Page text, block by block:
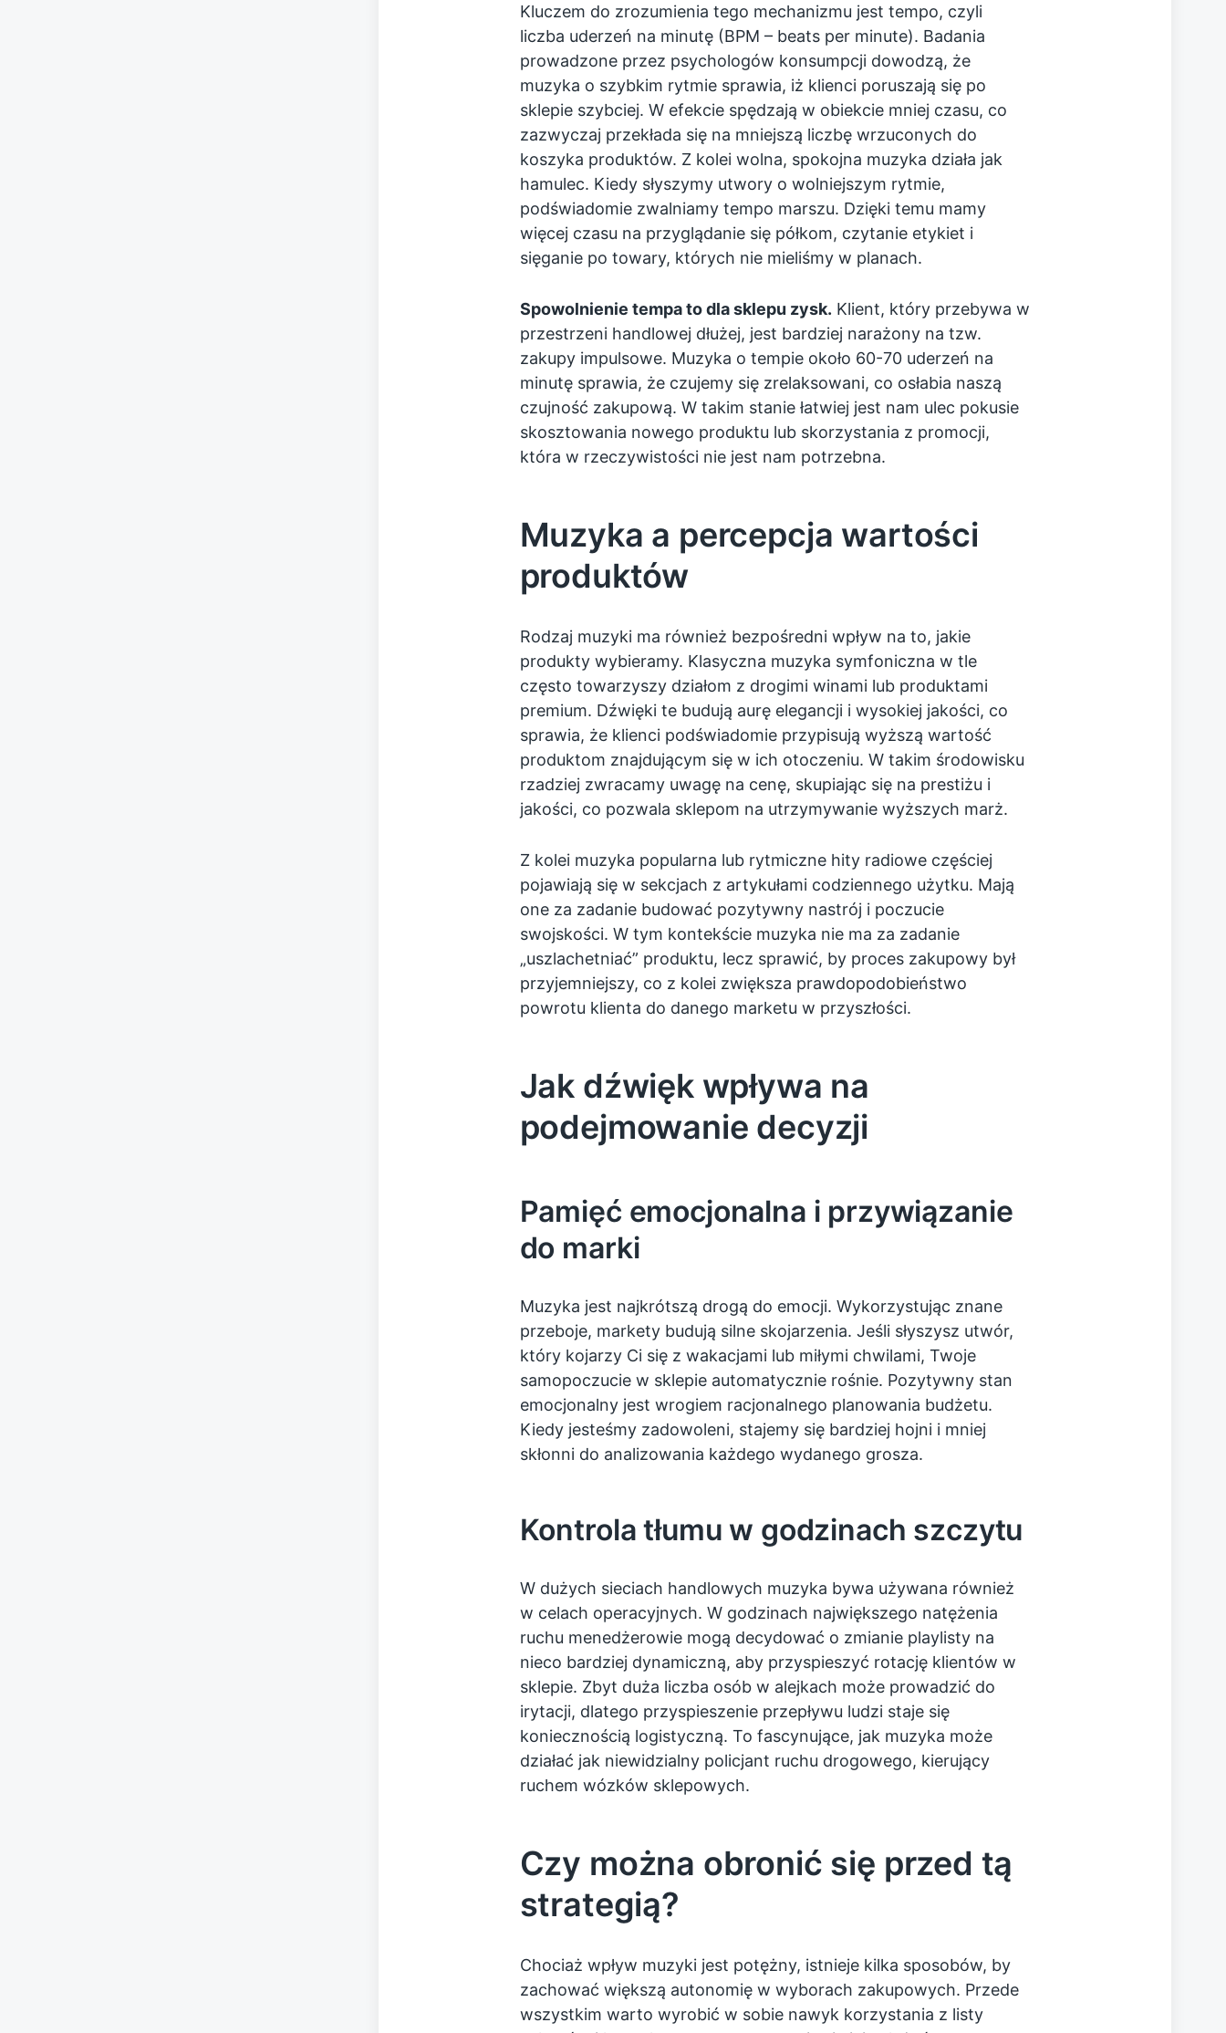
Kluczem do zrozumienia tego mechanizmu jest tempo, czyli
liczba uderzeń na minutę (BPM – beats per minute). Badania
prowadzone przez psychologów konsumpcji dowodzą, że
muzyka o szybkim rytmie sprawia, iż klienci poruszają się po
sklepie szybciej. W efekcie spędzają w obiekcie mniej czasu, co
zazwyczaj przekłada się na mniejszą liczbę wrzuconych do
koszyka produktów. Z kolei wolna, spokojna muzyka działa jak
hamulec. Kiedy słyszymy utwory o wolniejszym rytmie,
podświadomie zwalniamy tempo marszu. Dzięki temu mamy
więcej czasu na przyglądanie się półkom, czytanie etykiet i
sięganie po towary, których nie mieliśmy w planach.
Spowolnienie tempa to dla sklepu zysk. Klient, który przebywa w
przestrzeni handlowej dłużej, jest bardziej narażony na tzw.
zakupy impulsowe. Muzyka o tempie około 60-70 uderzeń na
minutę sprawia, że czujemy się zrelaksowani, co osłabia naszą
czujność zakupową. W takim stanie łatwiej jest nam ulec pokusie
skosztowania nowego produktu lub skorzystania z promocji,
która w rzeczywistości nie jest nam potrzebna.
Muzyka a percepcja wartości
produktów
Rodzaj muzyki ma również bezpośredni wpływ na to, jakie
produkty wybieramy. Klasyczna muzyka symfoniczna w tle
często towarzyszy działom z drogimi winami lub produktami
premium. Dźwięki te budują aurę elegancji i wysokiej jakości, co
sprawia, że klienci podświadomie przypisują wyższą wartość
produktom znajdującym się w ich otoczeniu. W takim środowisku
rzadziej zwracamy uwagę na cenę, skupiając się na prestiżu i
jakości, co pozwala sklepom na utrzymywanie wyższych marż.
Z kolei muzyka popularna lub rytmiczne hity radiowe częściej
pojawiają się w sekcjach z artykułami codziennego użytku. Mają
one za zadanie budować pozytywny nastrój i poczucie
swojskości. W tym kontekście muzyka nie ma za zadanie
„uszlachetniać” produktu, lecz sprawić, by proces zakupowy był
przyjemniejszy, co z kolei zwiększa prawdopodobieństwo
powrotu klienta do danego marketu w przyszłości.
Jak dźwięk wpływa na
podejmowanie decyzji
Pamięć emocjonalna i przywiązanie
do marki
Muzyka jest najkrótszą drogą do emocji. Wykorzystując znane
przeboje, markety budują silne skojarzenia. Jeśli słyszysz utwór,
który kojarzy Ci się z wakacjami lub miłymi chwilami, Twoje
samopoczucie w sklepie automatycznie rośnie. Pozytywny stan
emocjonalny jest wrogiem racjonalnego planowania budżetu.
Kiedy jesteśmy zadowoleni, stajemy się bardziej hojni i mniej
skłonni do analizowania każdego wydanego grosza.
Kontrola tłumu w godzinach szczytu
W dużych sieciach handlowych muzyka bywa używana również
w celach operacyjnych. W godzinach największego natężenia
ruchu menedżerowie mogą decydować o zmianie playlisty na
nieco bardziej dynamiczną, aby przyspieszyć rotację klientów w
sklepie. Zbyt duża liczba osób w alejkach może prowadzić do
irytacji, dlatego przyspieszenie przepływu ludzi staje się
koniecznością logistyczną. To fascynujące, jak muzyka może
działać jak niewidzialny policjant ruchu drogowego, kierujący
ruchem wózków sklepowych.
Czy można obronić się przed tą
strategią?
Chociaż wpływ muzyki jest potężny, istnieje kilka sposobów, by
zachować większą autonomię w wyborach zakupowych. Przede
wszystkim warto wyrobić w sobie nawyk korzystania z listy